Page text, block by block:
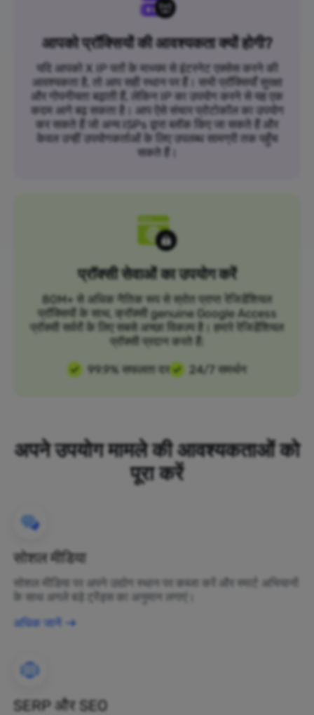
आपको प्रॉक्सियों की आवश्यकता क्यों होगी?
यदि आपको X IP पतों के माध्यम से इंटरनेट एक्सेस करने की
आवश्यकता है, तो आप सही स्थान पर हैं। सभी प्रॉक्सियाँ सुरक्षा
और गोपनीयता बढ़ाती हैं, लेकिन IP का उपयोग करने से यह एक
कदम आगे बढ़ सकता है। आप ऐसे संचार प्रोटोकॉल का उपयोग
कर सकते हैं जो अन्य ISPs द्वारा ब्लॉक किए जा सकते हैं और
केवल उन्हीं उपयोगकर्ताओं के लिए उपलब्ध सामग्री तक पहुँच
सकते हैं।
प्रॉक्सी सेवाओं का उपयोग करें
80M+ से अधिक नैतिक रूप से स्रोत प्राप्त रेजिडेंशियल
प्रॉक्सियों के साथ, क्रॉक्सी genuine Google Access
प्रॉक्सी सर्वरों के लिए सबसे अच्छा विकल्प है। हमारे रेजिडेंशियल
प्रॉक्सी प्रदान करते हैं:
99.9% सफलता दर
24/7 समर्थन
अपने उपयोग मामले की आवश्यकताओं को
पूरा करें
सोशल मीडिया
सोशल मीडिया पर अपने उद्योग स्थान पर कब्जा करें और स्मार्ट अभियानों
के साथ अगले बड़े ट्रेंड्स का अनुमान लगाएं।
अधिक जानें
SERP और SEO